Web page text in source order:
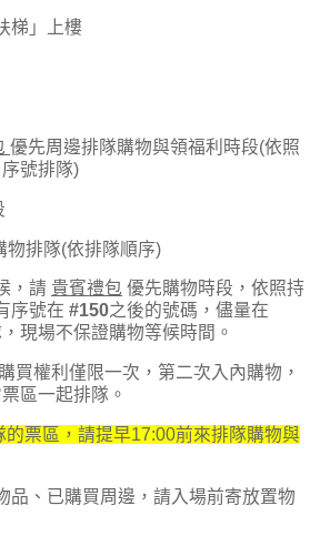
梯」上樓
優先周邊排隊購物與領福利時段(依照
序號排隊)
物排隊(依排隊順序)
，請 貴賓禮包 優先購物時段，依照持
序號在 #150之後的號碼，儘量在
現場不保證購物等候時間。
買權利僅限一次，第二次入內購物，
區一起排隊。
的票區，請提早17:00前來排隊購物與
品、已購買周邊，請入場前寄放置物